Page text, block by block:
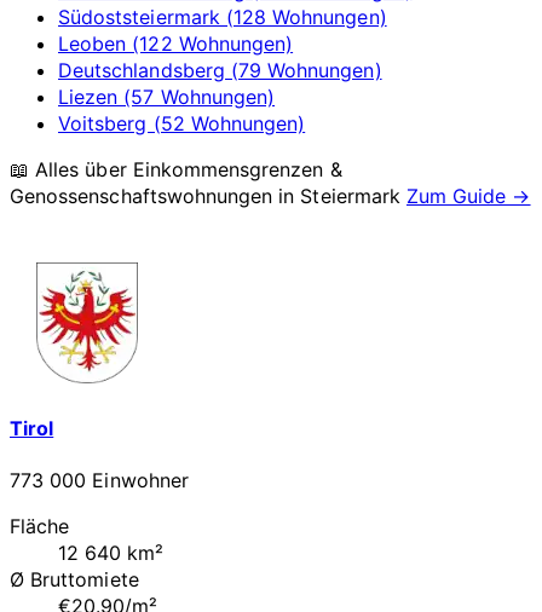
Südoststeiermark (128 Wohnungen)
Leoben (122 Wohnungen)
Deutschlandsberg (79 Wohnungen)
Liezen (57 Wohnungen)
Voitsberg (52 Wohnungen)
📖 Alles über Einkommensgrenzen &
Genossenschaftswohnungen in Steiermark Zum Guide →
Tirol
773 000 Einwohner
Fläche
12 640 km²
Ø Bruttomiete
€20.90/m²